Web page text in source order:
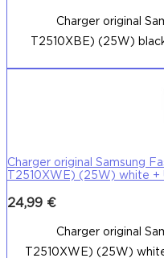
Charger original
T2510XBE) (25W)
Charger original Samsung
T2510XWE) (25W) white +
24,99 €
Charger original
T2510XWE) (25W)